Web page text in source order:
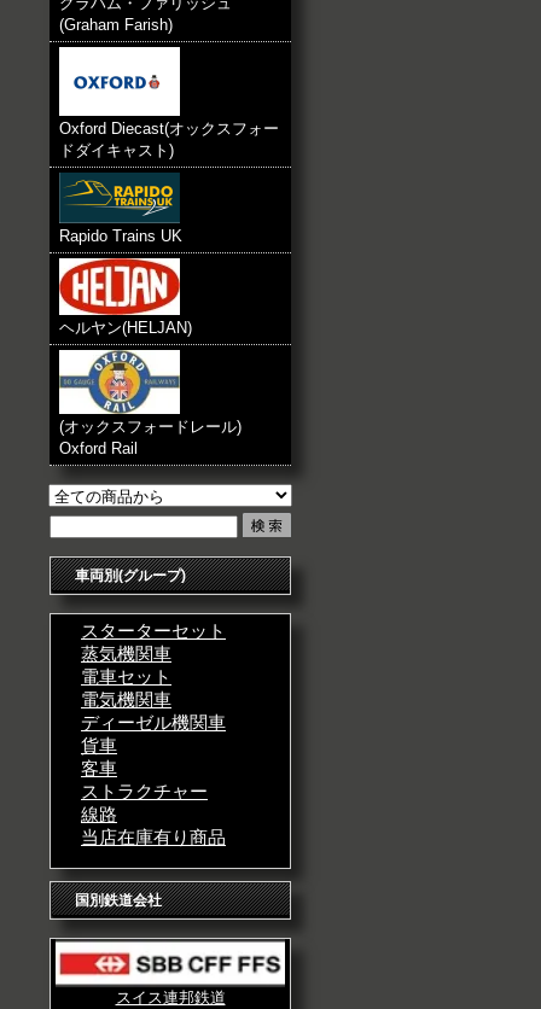
(Graham Farish)
Oxford Diecast(オックスフォー
ドダイキャスト)
Rapido Trains UK
ヘルヤン(HELJAN)
(オックスフォードレール)
Oxford Rail
車両別(グループ)
スターターセット
蒸気機関車
電車セット
電気機関車
ディーゼル機関車
貨車
客車
ストラクチャー
線路
当店在庫有り商品
国別鉄道会社
スイス連邦鉄道